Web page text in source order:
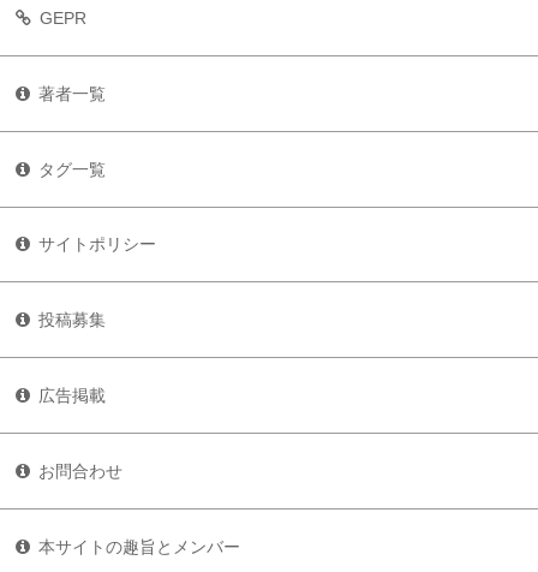
GEPR
著者一覧
タグ一覧
サイトポリシー
投稿募集
広告掲載
お問合わせ
本サイトの趣旨とメンバー